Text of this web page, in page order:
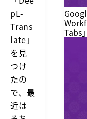
pL-
Trans
late」
を見
つけ
たの
で、最
近は
Tabs